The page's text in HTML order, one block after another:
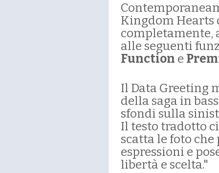
Kingdom Hearts
completamente,
alle seguenti
Function e
Il Data Greeting
della saga in
sfondi sulla
Il testo tradotto
scatta le foto
espressioni e
libertà e scelta."